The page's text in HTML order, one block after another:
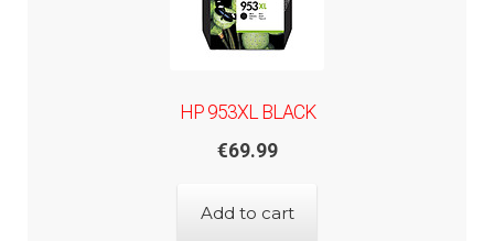
HP 953XL BLACK
€69.99
Add to cart